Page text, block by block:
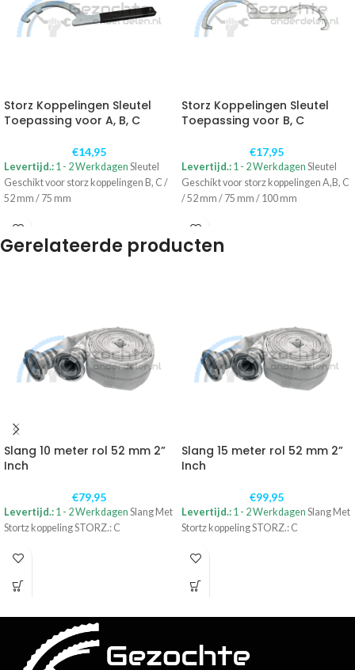
Storz Koppelingen Sleutel
Toepassing voor A, B, C
€14,95
Levertijd.: 1 - 2 Werkdagen Sleutel
Geschikt voor storz koppelingen B, C /
52 mm / 75 mm
Storz Koppelingen Sleutel
Toepassing voor B, C
€17,95
Levertijd.: 1 - 2 Werkdagen Sleutel
Geschikt voor storz koppelingen A,B, C
/ 52 mm / 75 mm / 100 mm
Gerelateerde producten
Slang 10 meter rol 52 mm 2”
Inch
€79,95
Levertijd.: 1 - 2 Werkdagen Slang Met
Stortz koppeling STORZ.: C
Slang 15 meter rol 52 mm 2”
Inch
€99,95
Levertijd.: 1 - 2 Werkdagen Slang Met
Stortz koppeling STORZ.: C